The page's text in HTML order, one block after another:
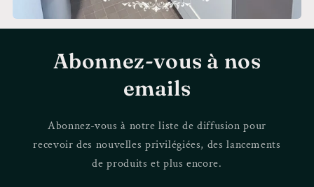
Abonnez-vous à nos
emails
Abonnez-vous à notre liste de diffusion pour
recevoir des nouvelles privilégiées, des lancements
de produits et plus encore.